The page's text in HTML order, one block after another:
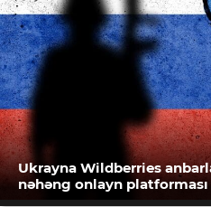
Ukrayna Wildberries
nəhəng onlayn